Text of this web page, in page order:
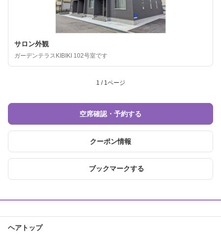
サロン外観
ガーデンテラスKIBIKI 102号室です
1 / 1ページ
空席確認・予約する
クーポン情報
ブックマークする
ヘアトップ